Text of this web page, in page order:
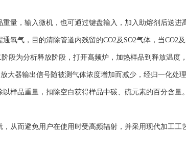
量，输入微机，也可通过键盘输入，加入助熔剂后送进
氧气，目的清除管道内残留的CO2及SO2气体，当CO2
段为分析释放阶段，打开髙频炉，加热样品到释放温度
大器输出信号随被测气体浓度增加而减少，经归一化处
样品重量，扣除空白获得样品中碳、硫元素的百分含量。
而避免用户在使用时受高频辐射，并采用现代加工工